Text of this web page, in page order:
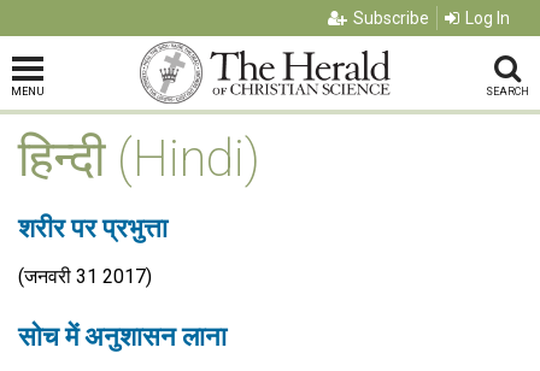
Subscribe Log In
MENU SEARCH
हिन्दी (Hindi)
शरीर पर प्रभुत्ता
(जनवरी 31 2017)
सोच में अनुशासन लाना